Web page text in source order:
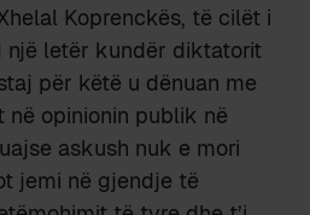
Koprenckës, të cilët i
një letër kundër diktatorit
për këtë u dënuan me
opinionin publik në
askush nuk e mori
jemi në gjendje të